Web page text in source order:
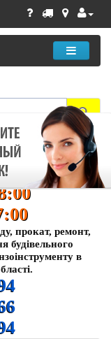
37
прокат, ремонт,
будівельного
в